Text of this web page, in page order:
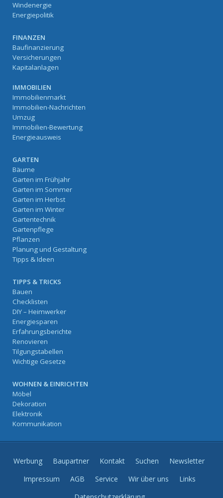
Windenergie
Energiepolitik
FINANZEN
Baufinanzierung
Versicherungen
Kapitalanlagen
IMMOBILIEN
Immobilienmarkt
Immobilien-Nachrichten
Umzug
Immobilien-Bewertung
Energieausweis
GARTEN
Bäume
Garten im Frühjahr
Garten im Sommer
Garten im Herbst
Garten im Winter
Gartentechnik
Gartenpflege
Pflanzen
Planung und Gestaltung
Tipps & Ideen
TIPPS & TRICKS
Bauen
Checklisten
DIY – Heimwerker
Energiesparen
Erfahrungsberichte
Renovieren
Tilgungstabellen
Wichtige Gesetze
WOHNEN & EINRICHTEN
Möbel
Dekoration
Elektronik
Kommunikation
Werbung Baupartner Kontakt Suchen
Newsletter
Impressum
AGB Service Wir über uns
Links